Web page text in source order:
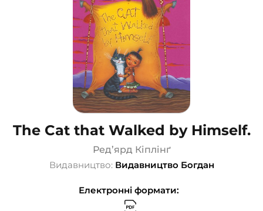
Навчальна література та посібники (527)
Енциклопедії, довідники, словники (55)
Подарункові сертифікати (1)
The Cat that Walked by Himself.
Ред’ярд Кіплінґ
Видавництво: Видавництво Богдан
Електронні формати: